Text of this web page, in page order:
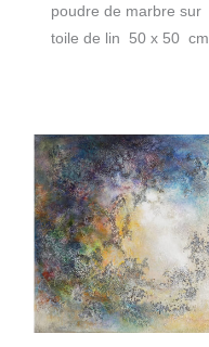
poudre de marbre sur
toile de lin 50 x 50 cm